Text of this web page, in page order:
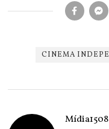
CINEMA
Mídia1508